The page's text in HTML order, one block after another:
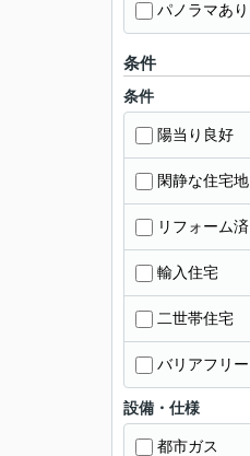
パノラマあり
条件
条件
陽当り良好
閑静な住宅地
リフォーム済
輸入住宅
二世帯住宅
バリアフリー
設備・仕様
都市ガス